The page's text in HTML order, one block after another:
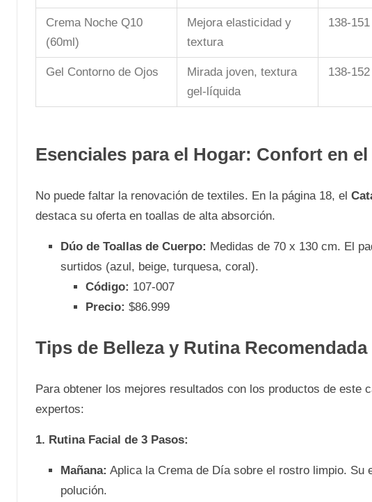
Crema Noche Q10
(60ml)
Mejora elasticidad y
textura
138-151
Gel Contorno de Ojos
Mirada joven, textura
gel-líquida
138-152
Esenciales para el Hogar: Confort en
No puede faltar la renovación de textiles. En la página 18, el
destaca su oferta en toallas de alta absorción.
Dúo de Toallas de Cuerpo: Medidas de 70 x 130 cm. El
surtidos (azul, beige, turquesa, coral).
Código: 107-007
Precio: $86.999
Tips de Belleza y Rutina Recomendada
Para obtener los mejores resultados con los productos de este
expertos:
1. Rutina Facial de 3 Pasos:
Mañana: Aplica la Crema de Día sobre el rostro limpio. Su
polución.